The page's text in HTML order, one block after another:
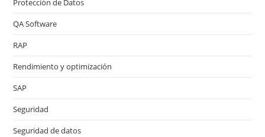
Protección de Datos
QA Software
RAP
Rendimiento y optimización
SAP
Seguridad
Seguridad de datos